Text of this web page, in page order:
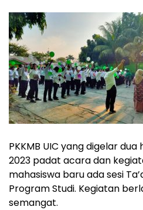
PKKMB UIC yang digelar
2023 padat acara dan
mahasiswa baru ada sesi
Program Studi. Kegiatan
semangat.